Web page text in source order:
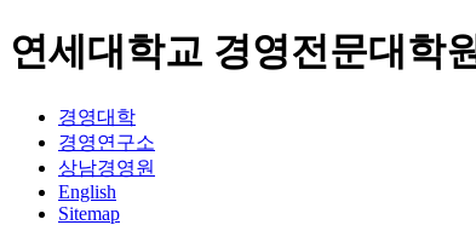
연세대학교 경영전문대학
경영대학
경영연구소
상남경영원
English
Sitemap